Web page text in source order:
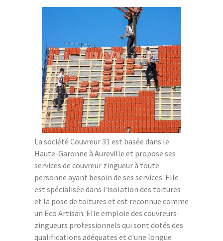
La société Couvreur 31 est basée dans le
Haute-Garonne à Aureville et propose ses
services de couvreur zingueur à toute
personne ayant besoin de ses services. Elle
est spécialisée dans l'isolation des toitures
et la pose de toitures et est reconnue comme
un Eco Artisan. Elle emploie des couvreurs-
zingueurs professionnels qui sont dotés des
qualifications adéquates et d'une longue